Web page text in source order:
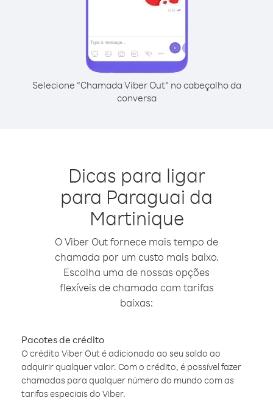
Selecione “Chamada Viber Out” no cabeçalho da
conversa
Dicas para ligar
para Paraguai da
Martinique
O Viber Out fornece mais tempo de
chamada por um custo mais baixo.
Escolha uma de nossas opções
flexíveis de chamada com tarifas
baixas:
Pacotes de crédito
O crédito Viber Out é adicionado ao seu saldo ao
adquirir qualquer valor. Com o crédito, é possível fazer
chamadas para qualquer número do mundo com as
tarifas especiais do Viber.